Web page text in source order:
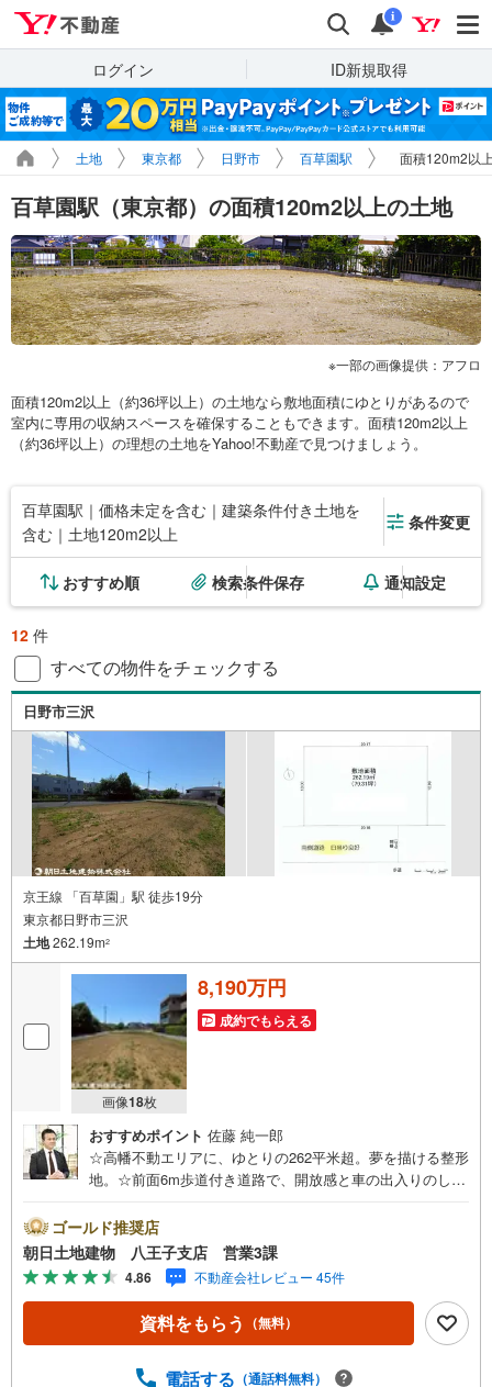
検索 通知
i
ログイン ID新規取得
土地 東京都 日野市 百草園駅 面積120m2以
百草園駅（東京都）の面積120m2以上の土地
一部の画像提供：アフロ
面積120m2以上（約36坪以上）の土地なら敷地面積にゆとりがあるので
室内に専用の収納スペースを確保することもできます。面積120m2以上
（約36坪以上）の理想の土地をYahoo!不動産で見つけましょう。
百草園駅｜価格未定を含む｜建築条件付き土地を
含む｜土地120m2以上
条件変更
おすすめ順 検索条件保存 通知設定
12 件
すべての物件をチェックする
日野市三沢
京王線 「百草園」駅 徒歩19分
東京都日野市三沢
土地262.19m2
画像18枚
8,190万円
成約でもらえる
おすすめポイント 佐藤 純一郎
☆高幡不動エリアに、ゆとりの262平米超。夢を描ける整形
地。☆前面6m歩道付き道路で、開放感と車の出入りのしや
える理想のマイホーム計画。☆駅・商業施設・自然環境が
揃う“高幡不動”で、家族の未来を育む住環境。※バザール会
場には、ベビーベッドや キッズスペースをご用意してお
ります。 小さなお子様連れでも、安心してご来場くださ
い！資料請求、住宅ローンのご相談などお気軽にお問合せ
ください！スタッフ25名でお客様がご覧になったことのな
シなどに掲載できない物件も多数ございます！ご案内時に
ゴールド推奨店
朝日土地建物 八王子支店 営業3課
4.86 不動産会社レビュー 45件
資料をもらう （無料）
電話する （通話料無料）